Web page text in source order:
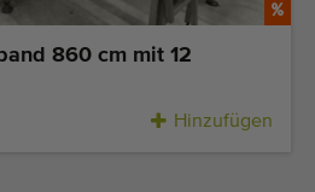
860 cm mit 12
Hinzufügen